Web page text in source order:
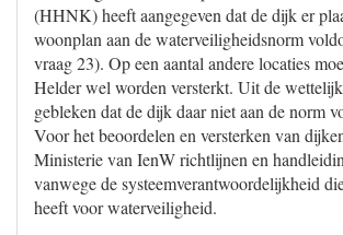
(HHNK) heeft aangegeven dat de dijk er
woonplan aan de waterveiligheidsnorm
vraag 23). Op een aantal andere locaties
Helder wel worden versterkt. Uit de
gebleken dat de dijk daar niet aan de norm
Voor het beoordelen en versterken van
Ministerie van IenW richtlijnen en
vanwege de systeemverantwoordelijkheid
heeft voor waterveiligheid.